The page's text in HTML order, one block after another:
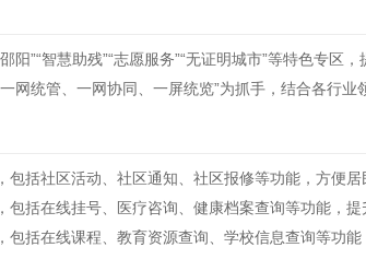
”“智慧助残”“志愿服务”“无证明城市”等特色专区，
统管、一网协同、一屏统览”为抓手，结合各行业
括社区活动、社区通知、社区报修等功能，方便居
括在线挂号、医疗咨询、健康档案查询等功能，提
在线课程、教育资源查询、学校信息查询等功能